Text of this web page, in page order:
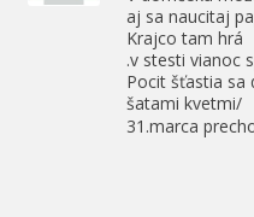
aj sa naucitaj
Krajco tam hrá
.v stesti vianoc
Pocit šťastia sa
šatami kvetmi/
31.marca